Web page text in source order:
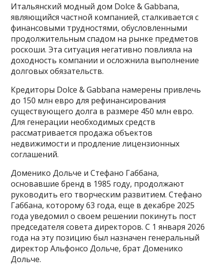
Итальянский модный дом Dolce & Gabbana,
являющийся частной компанией, сталкивается с
финансовыми трудностями, обусловленными
продолжительным спадом на рынке предметов
роскоши. Эта ситуация негативно повлияла на
доходность компании и осложнила выполнение
долговых обязательств.
Кредиторы Dolce & Gabbana намерены привлечь
до 150 млн евро для рефинансирования
существующего долга в размере 450 млн евро.
Для генерации необходимых средств
рассматривается продажа объектов
недвижимости и продление лицензионных
соглашений.
Доменико Дольче и Стефано Габбана,
основавшие бренд в 1985 году, продолжают
руководить его творческим развитием. Стефано
Габбана, которому 63 года, еще в декабре 2025
года уведомил о своем решении покинуть пост
председателя совета директоров. С 1 января 2026
года на эту позицию был назначен генеральный
директор Альфонсо Дольче, брат Доменико
Дольче.